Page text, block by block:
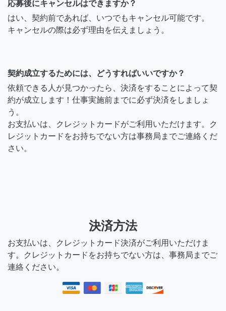
応募後にキャンセルはできますか？
はい、契約前であれば、いつでもキャンセル可能です。
キャンセルの際は必ず理由を伝えましょう。
契約成立するためには、どうすればいいですか？
依頼できる人が見つかったら、決済をすることによって契
約が成立します！仕事実施前までに必ず決済をしましょ
う。
お支払いは、クレジットカードがご利用いただけます。ク
レジットカードをお持ちでない方は事務局までご連絡くだ
さい。
決済方法
お支払いは、クレジットカード決済がご利用いただけま
す。クレジットカードをお持ちでない方は、事務局までご
連絡ください。